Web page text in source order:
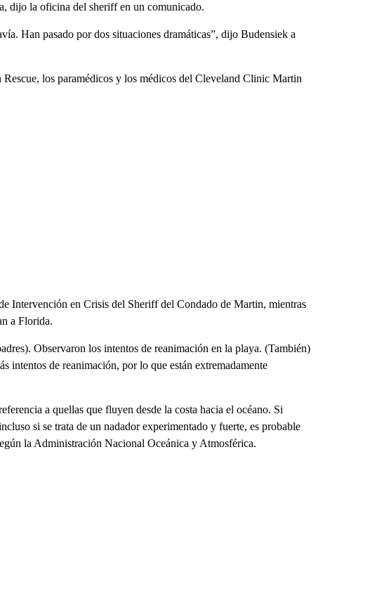
dijo la oficina del sheriff en un comunicado.
Han pasado por dos situaciones dramáticas”, dijo Budensiek a
los paramédicos y los médicos del Cleveland Clinic Martin
Intervención en Crisis del Sheriff del Condado de Martin, mientras
a Florida.
Observaron los intentos de reanimación en la playa. (También)
intentos de reanimación, por lo que están extremadamente
a quellas que fluyen desde la costa hacia el océano. Si
si se trata de un nadador experimentado y fuerte, es probable
la Administración Nacional Oceánica y Atmosférica.